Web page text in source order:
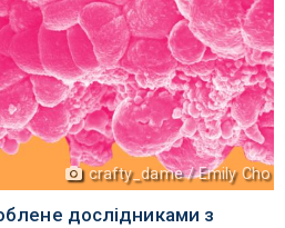
crafty_dame / Emily Cho
дослідниками з